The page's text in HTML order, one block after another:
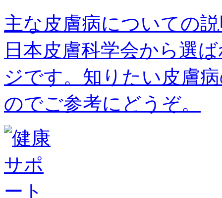
主な皮膚病についての
日本皮膚科学会から選
ジです。知りたい皮膚
のでご参考にどうぞ。